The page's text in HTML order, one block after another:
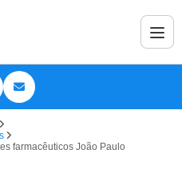
farmacêuticos João Paulo